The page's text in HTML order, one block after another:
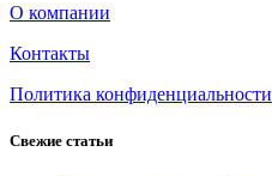
О компании
Контакты
Политика конфиденциальности
Свежие статьи